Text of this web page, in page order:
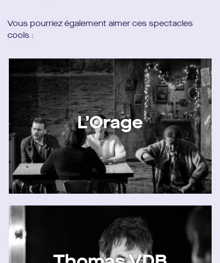
Vous pourriez également aimer ces spectacles
cools :
L’Orage